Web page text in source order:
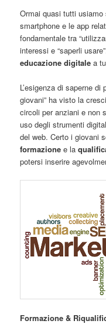
Ormai quasi tutti
smartphone e le app
fondamentale tra
interessi e “saperli
educazione digitale a
L’esigenza di saperne
giovani” ha visto la
circoli per anziani e non
uso degli strumenti
del web. Certo i giovani
formazione e la
potersi inserire
Formazione &